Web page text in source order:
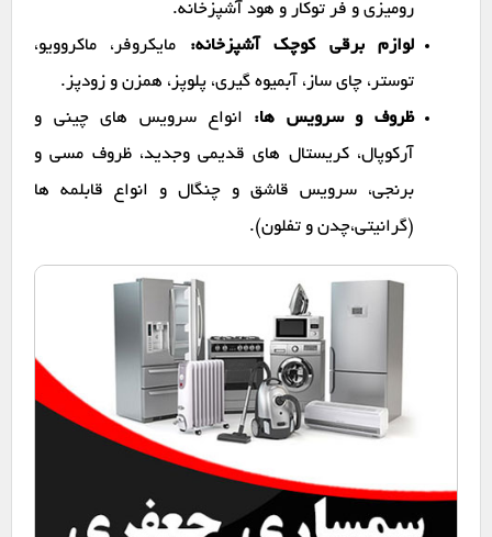
رومیزی و فر توکار و هود آشپزخانه.
لوازم برقی کوچک آشپزخانه: مایکروفر، ماکروویو،
توستر، چای ساز، آبمیوه گیری، پلوپز، همزن و زودپز.
ظروف و سرویس ها: انواع سرویس های چینی و
آرکوپال، کریستال های قدیمی وجدید، ظروف مسی و
برنجی، سرویس قاشق و چنگال و انواع قابلمه ها
(گرانیتی،چدن و تفلون).